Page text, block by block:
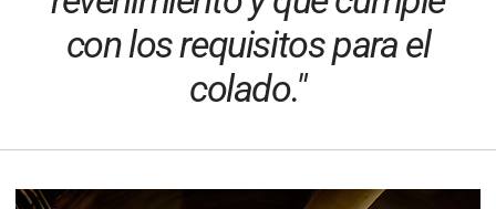
con los requisitos para el
colado."